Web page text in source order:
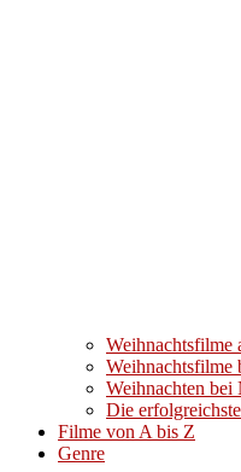
Weihnachtsfilme
Weihnachten bei
Die
Filme von A bis Z
Genre